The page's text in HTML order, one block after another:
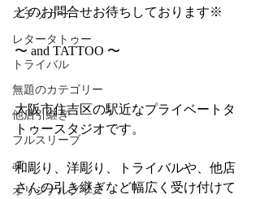
ステッカー
レタータトゥー
トライバル
無題のカテゴリー
他店引継ぎ
フルスリーブ
aT
オリジナルグッズ
どのお問合せお待ちしております※
〜 and TATTOO 〜
大阪市住吉区の駅近なプライベートタ
トゥースタジオです。
和彫り、洋彫り、トライバルや、他店
さんの引き継ぎなど幅広く受け付けて